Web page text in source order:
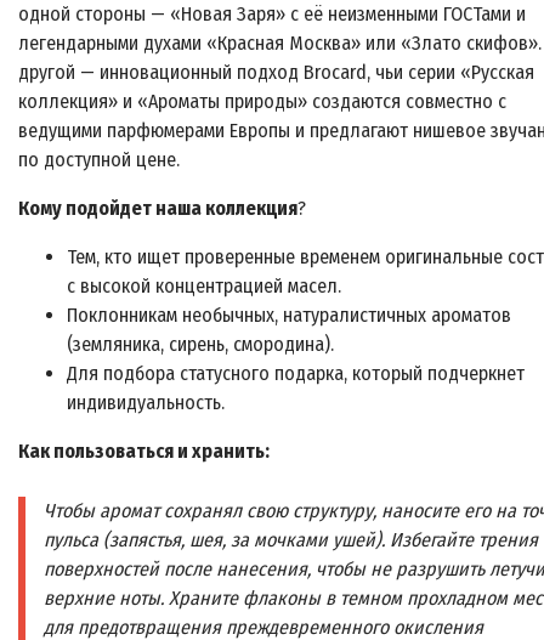
одной стороны — «Новая Заря» с её неизменными ГОСТами и
легендарными духами «Красная Москва» или «Злато
другой — инновационный подход Brocard, чьи серии «Русская
коллекция» и «Ароматы природы» создаются совместно с
ведущими парфюмерами Европы и предлагают нишевое
по доступной цене.
Кому подойдет наша коллекция?
Тем, кто ищет проверенные временем оригинальные
с высокой концентрацией масел.
Поклонникам необычных, натуралистичных ароматов
(земляника, сирень, смородина).
Для подбора статусного подарка, который подчеркнет
индивидуальность.
Как пользоваться и хранить:
Чтобы аромат сохранял свою структуру, наносите его на
пульса (запястья, шея, за мочками ушей). Избегайте трения
поверхностей после нанесения, чтобы не разрушить
верхние ноты. Храните флаконы в темном прохладном
для предотвращения преждевременного окисления